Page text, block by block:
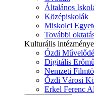
Általános
Középiskolák
Miskolci
További
Kulturális
Ózdi
Digitális
Nemzeti
Ózdi Városi
Erkel Ferenc